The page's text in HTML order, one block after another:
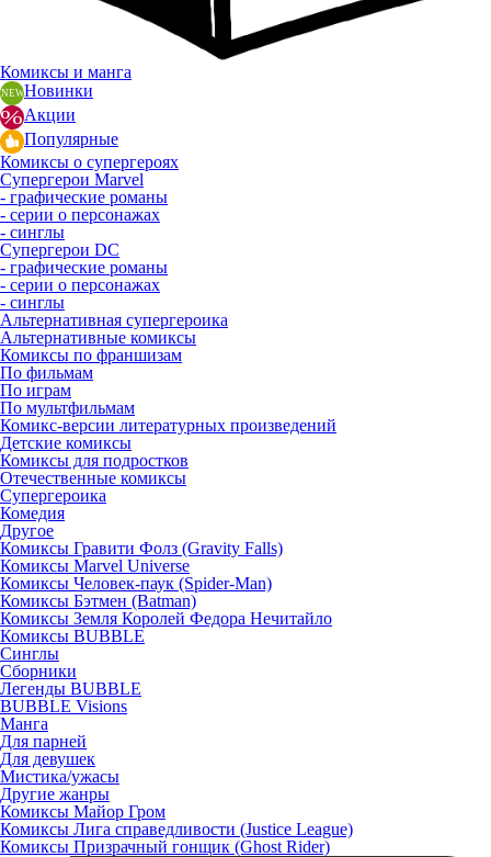
Комиксы и манга
Новинки
Акции
Популярные
Комиксы о супергероях
Супергерои Marvel
- графические романы
- серии о персонажах
- синглы
Супергерои DC
- графические романы
- серии о персонажах
- синглы
Альтернативная супергероика
Альтернативные комиксы
Комиксы по франшизам
По фильмам
По играм
По мультфильмам
Комикс-версии литературных произведений
Детские комиксы
Комиксы для подростков
Отечественные комиксы
Супергероика
Комедия
Другое
Комиксы Гравити Фолз (Gravity Falls)
Комиксы Marvel Universe
Комиксы Человек-паук (Spider-Man)
Комиксы Бэтмен (Batman)
Комиксы Земля Королей Федора Нечитайло
Комиксы BUBBLE
Синглы
Сборники
Легенды BUBBLE
BUBBLE Visions
Манга
Для парней
Для девушек
Мистика/ужасы
Другие жанры
Комиксы Майор Гром
Комиксы Лига справедливости (Justice League)
Комиксы Призрачный гонщик (Ghost Rider)